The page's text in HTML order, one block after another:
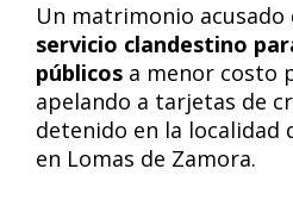
Un matrimonio
servicio clandestino
públicos a menor costo
apelando a tarjetas de
detenido en la localidad
en Lomas de Zamora.